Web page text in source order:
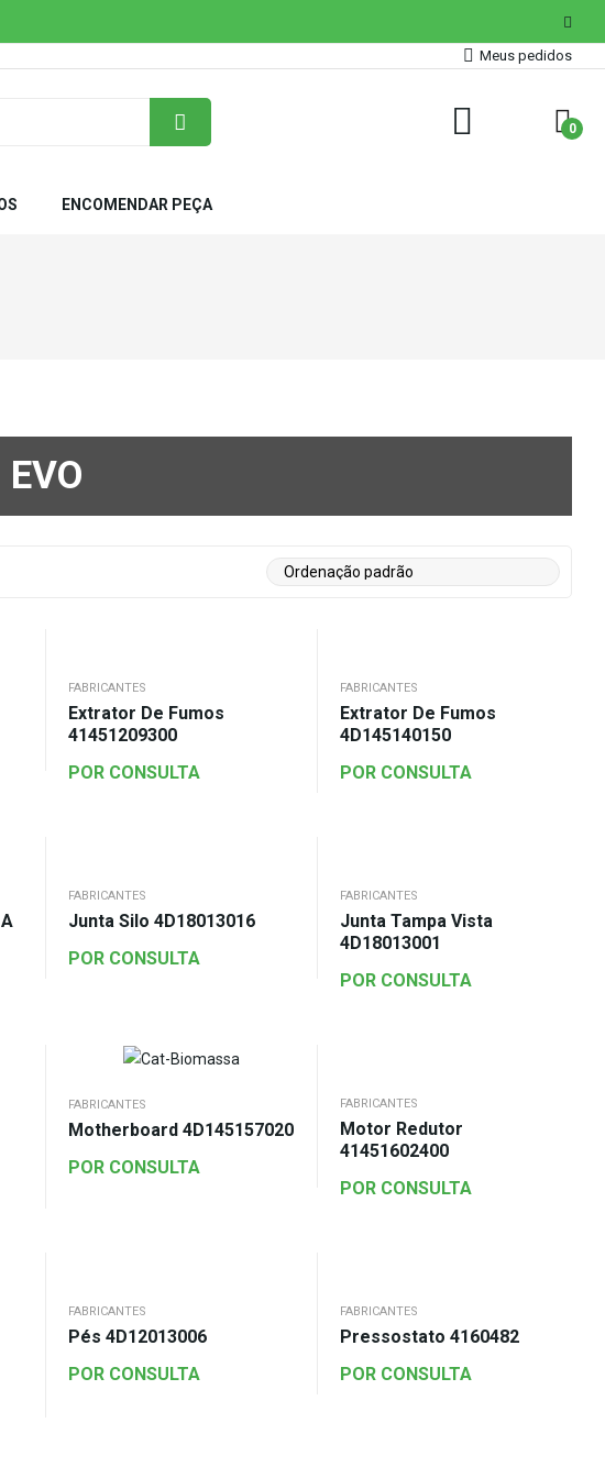
Meus pedidos
0
ENCOMENDAR PEÇA
EVO
FABRICANTES
Extrator De Fumos
41451209300
POR CONSULTA
FABRICANTES
Extrator De Fumos
4D145140150
POR CONSULTA
FABRICANTES
Junta Silo 4D18013016
POR CONSULTA
FABRICANTES
Junta Tampa Vista
4D18013001
POR CONSULTA
FABRICANTES
Motherboard 4D145157020
POR CONSULTA
FABRICANTES
Motor Redutor
41451602400
POR CONSULTA
FABRICANTES
Pés 4D12013006
POR CONSULTA
FABRICANTES
Pressostato 4160482
POR CONSULTA